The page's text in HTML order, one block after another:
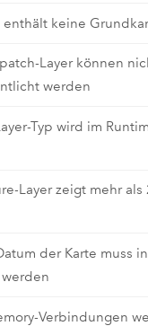
enthält keine
Layer können
werden
Typ wird im
Layer zeigt mehr als
der Karte muss
Verbindungen